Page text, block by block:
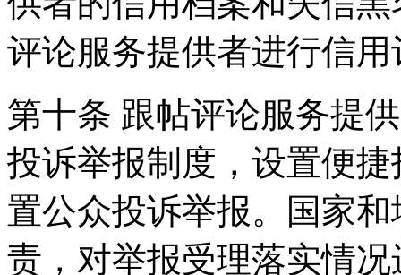
评论服务提供者进行信用
第十条 跟帖评论服务提
投诉举报制度，设置便
置公众投诉举报。国家
责，对举报受理落实情